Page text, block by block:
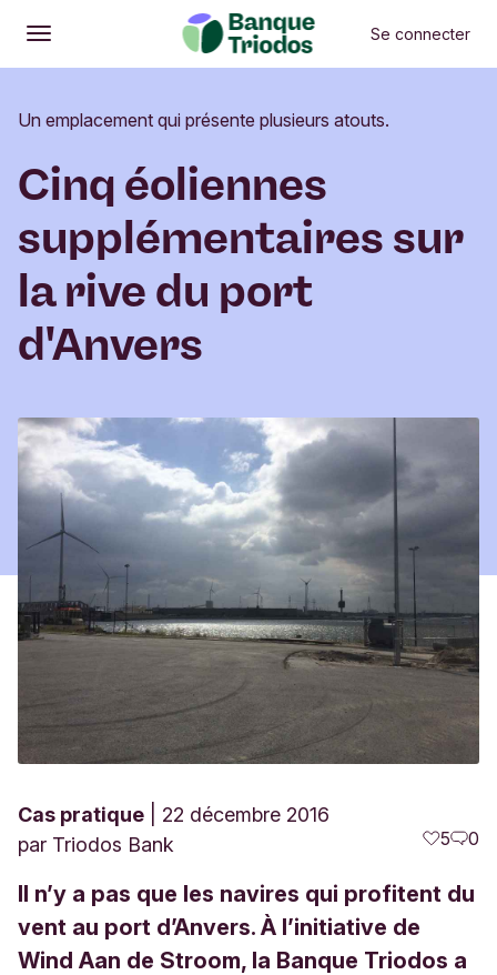
Ouvrir
Menu principal Se connecter
Un emplacement qui présente plusieurs atouts.
Cinq éoliennes
supplémentaires sur
la rive du port
d'Anvers
Cas pratique
22 décembre 2016
par Triodos Bank 5 0
Il n’y a pas que les navires qui profitent du
vent au port d’Anvers. À l’initiative de
Wind Aan de Stroom, la Banque Triodos a